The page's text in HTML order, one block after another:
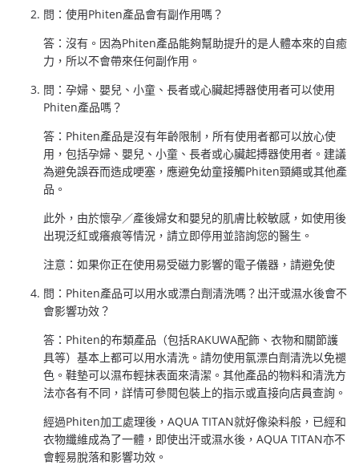
問：使用Phiten產品會有副作用嗎？
答：沒有。因為Phiten產品能夠幫助提升的是人體本來的自癒
力，所以不會帶來任何副作用。
問：孕婦、嬰兒、小童、長者或心臟起搏器使用者可以使用
Phiten產品嗎？
答：Phiten產品是沒有年齡限制，所有使用者都可以放心使
用，包括孕婦、嬰兒、小童、長者或心臟起搏器使用者。建議
為避免誤吞而造成哽塞，應避免幼童接觸Phiten頸繩或其他產
品。
此外，由於懷孕／產後婦女和嬰兒的肌膚比較敏感，如使用後
出現泛紅或癢痕等情況，請立即停用並諮詢您的醫生。
注意：如果你正在使用易受磁力影響的電子儀器，請避免使
問：Phiten產品可以用水或漂白劑清洗嗎？出汗或濕水後會不
會影響功效？
答：Phiten的布類產品（包括RAKUWA配飾、衣物和關節護
具等）基本上都可以用水清洗。請勿使用氯漂白劑清洗以免褪
色。鞋墊可以濕布輕抹表面來清潔。其他產品的物料和清洗方
法亦各有不同，詳情可參閱包裝上的指示或直接向店員查詢。
經過Phiten加工處理後，AQUA TITAN就好像染料般，已經和
衣物纖維成為了一體，即使出汗或濕水後，AQUA TITAN亦不
會輕易脫落和影響功效。